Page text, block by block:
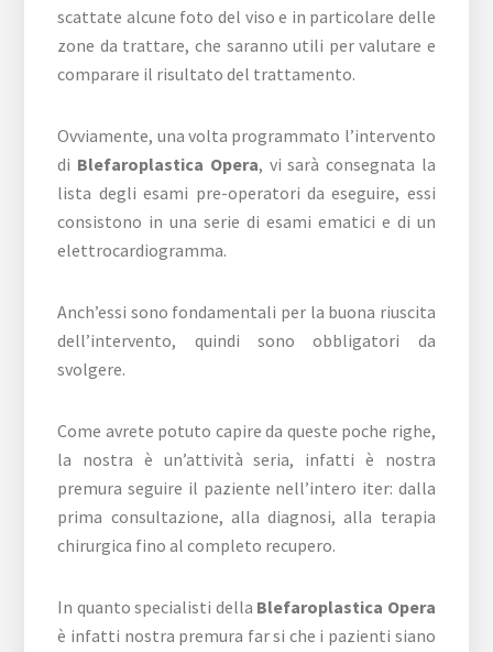
scattate alcune foto del viso e in particolare delle
zone da trattare, che saranno utili per valutare e
comparare il risultato del trattamento.
Ovviamente, una volta programmato l’intervento
di Blefaroplastica Opera, vi sarà consegnata la
lista degli esami pre-operatori da eseguire, essi
consistono in una serie di esami ematici e di un
elettrocardiogramma.
Anch’essi sono fondamentali per la buona riuscita
dell’intervento, quindi sono obbligatori da
svolgere.
Come avrete potuto capire da queste poche righe,
la nostra è un’attività seria, infatti è nostra
premura seguire il paziente nell’intero iter: dalla
prima consultazione, alla diagnosi, alla terapia
chirurgica fino al completo recupero.
In quanto specialisti della Blefaroplastica Opera
è infatti nostra premura far si che i pazienti siano